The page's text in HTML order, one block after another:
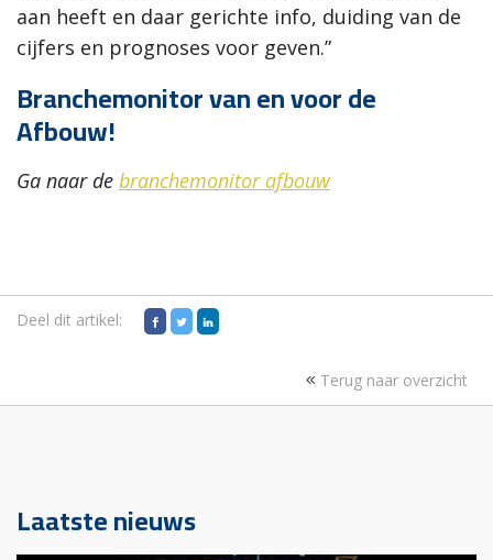
aan heeft en daar gerichte info, duiding van de
cijfers en prognoses voor geven.”
Branchemonitor van en voor de
Afbouw!
Ga naar de branchemonitor afbouw
Deel dit artikel:
Terug naar overzicht
Laatste nieuws